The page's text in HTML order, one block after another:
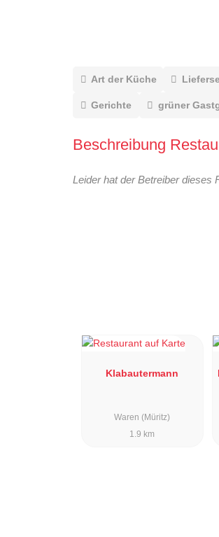
Art der Küche
Gerichte grüner
Beschreibung
Leider hat der Betreiber dieses
Klabautermann
Waren (Müritz)
1.9 km